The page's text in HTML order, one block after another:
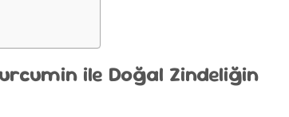
ile Doğal Zindeliğin